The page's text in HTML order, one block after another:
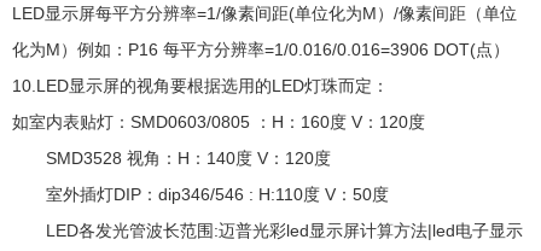
LED显示屏每平方分辨率=1/像素间距(单位化为M）/像素间距（单位
化为M）例如：P16 每平方分辨率=1/0.016/0.016=3906 DOT(点）
10.LED显示屏的视角要根据选用的LED灯珠而定：
如室内表贴灯：SMD0603/0805 ：H：160度 V：120度
SMD3528 视角：H：140度 V：120度
室外插灯DIP：dip346/546 : H:110度 V：50度
LED各发光管波长范围:迈普光彩led显示屏计算方法|led电子显示